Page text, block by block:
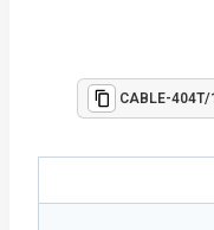
CABLE-404T/